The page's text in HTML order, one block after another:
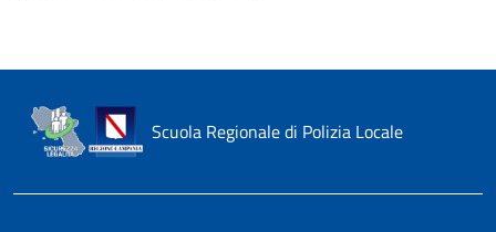
Scuola Regionale di Polizia Locale